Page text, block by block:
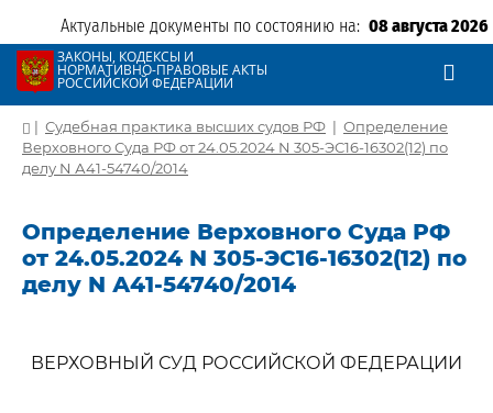
Актуальные документы по состоянию на: 08 августа 2026
ЗАКОНЫ, КОДЕКСЫ И
НОРМАТИВНО-ПРАВОВЫЕ АКТЫ
РОССИЙСКОЙ ФЕДЕРАЦИИ
| Судебная практика высших судов РФ | Определение
Верховного Суда РФ от 24.05.2024 N 305-ЭС16-16302(12) по
делу N А41-54740/2014
Определение Верховного Суда РФ
от 24.05.2024 N 305-ЭС16-16302(12) по
делу N А41-54740/2014
ВЕРХОВНЫЙ СУД РОССИЙСКОЙ ФЕДЕРАЦИИ